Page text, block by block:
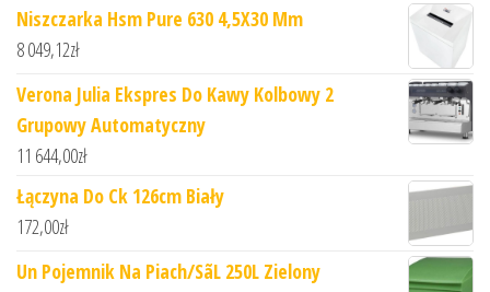
Niszczarka Hsm Pure 630 4,5X30 Mm
8 049,12zł
Verona Julia Ekspres Do Kawy Kolbowy 2
Grupowy Automatyczny
11 644,00zł
Łączyna Do Ck 126cm Biały
172,00zł
Un Pojemnik Na Piach/SãL 250L Zielony